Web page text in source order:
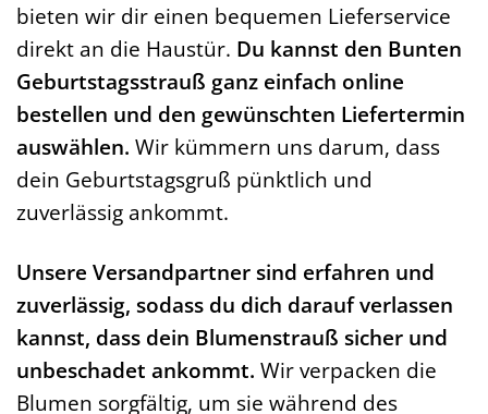
bieten wir dir einen bequemen Lieferservice
direkt an die Haustür. Du kannst den Bunten
Geburtstagsstrauß ganz einfach online
bestellen und den gewünschten Liefertermin
auswählen. Wir kümmern uns darum, dass
dein Geburtstagsgruß pünktlich und
zuverlässig ankommt.
Unsere Versandpartner sind erfahren und
zuverlässig, sodass du dich darauf verlassen
kannst, dass dein Blumenstrauß sicher und
unbeschadet ankommt. Wir verpacken die
Blumen sorgfältig, um sie während des